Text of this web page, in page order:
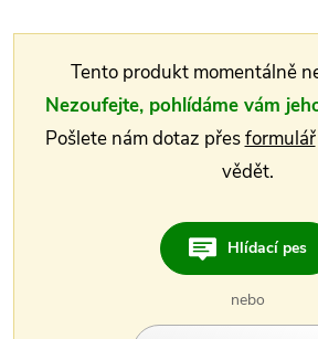
Tento produkt momentálně
Nezoufejte, pohlídáme vám
Pošlete nám dotaz přesformulář
vědět.
Hlídací pes
nebo